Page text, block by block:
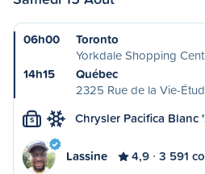
06h00
Toronto
Yorkdale Shopping
14h15
Québec
2325 Rue de la Vie-
S Chrysler Pacifica Blanc
Lassine 4,9 3 591